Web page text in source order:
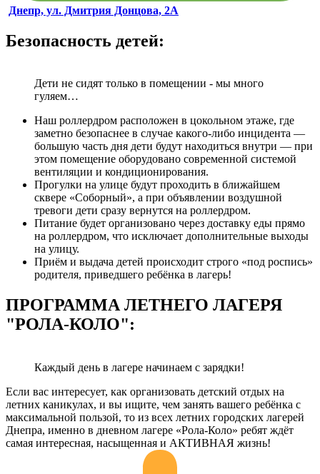
Днепр, ул. Дмитрия Донцова, 2А
Безопасность детей:
Дети не сидят только в помещении - мы много
гуляем…
Наш роллердром расположен в цокольном этаже, где
заметно безопаснее в случае какого-либо инцидента —
большую часть дня дети будут находиться внутри — при
этом помещение оборудовано современной системой
вентиляции и кондиционирования.
Прогулки на улице будут проходить в ближайшем
сквере «Соборный», а при объявлении воздушной
тревоги дети сразу вернутся на роллердром.
Питание будет организовано через доставку еды прямо
на роллердром, что исключает дополнительные выходы
на улицу.
Приём и выдача детей происходит строго «под роспись»
родителя, приведшего ребёнка в лагерь!
ПРОГРАММА ЛЕТНЕГО ЛАГЕРЯ
"РОЛА-КОЛО":
Каждый день в лагере начинаем с зарядки!
Если вас интересует, как организовать детский отдых на
летних каникулах, и вы ищите, чем занять вашего ребёнка с
максимальной пользой, то из всех летних городских лагерей
Днепра, именно в дневном лагере «Рола-Коло» ребят ждёт
самая интересная, насыщенная и АКТИВНАЯ жизнь!